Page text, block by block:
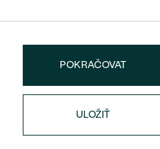
PODĽA FARBY
PODĽA TVARU
NA MIERUnáušnice
POKRAČOVAT
ULOŽIŤ
Heuréka
4.9